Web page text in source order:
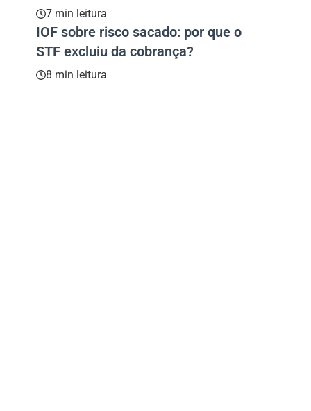
7 min leitura
IOF sobre risco sacado: por que o
STF excluiu da cobrança?
8 min leitura